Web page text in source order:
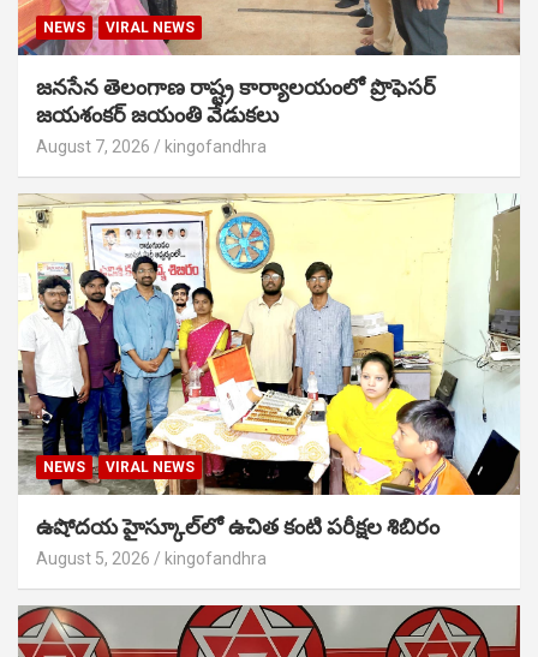
NEWS VIRAL NEWS
జనసేన తెలంగాణ రాష్ట్ర కార్యాలయంలో ప్రొఫెసర్
జయశంకర్ జయంతి వేడుకలు
August 7, 2026 kingofandhra
NEWS VIRAL NEWS
ఉషోదయ హైస్కూల్‌లో ఉచిత కంటి పరీక్షల శిబిరం
August 5, 2026 kingofandhra